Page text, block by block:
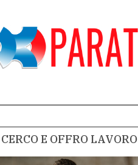
CERCO E OFFRO LAVORO